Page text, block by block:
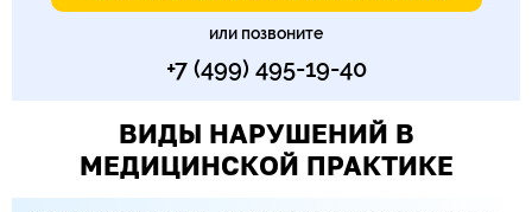
или позвоните
+7 (499) 495-19-40
ВИДЫ НАРУШЕНИЙ В
МЕДИЦИНСКОЙ ПРАКТИКЕ